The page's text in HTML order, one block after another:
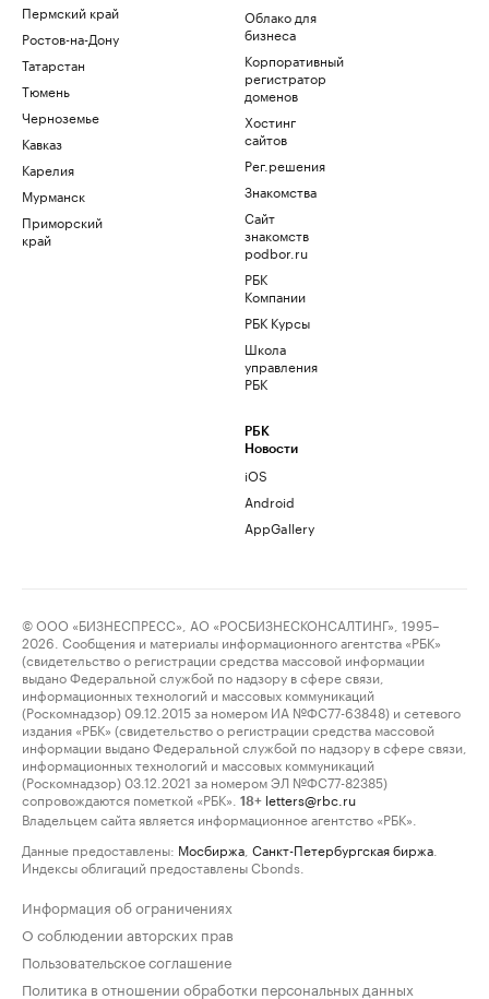
Пермский край
Ростов-на-Дону
Татарстан
Тюмень
Черноземье
Кавказ
Карелия
Мурманск
Приморский
край
Облако для
бизнеса
Корпоративный
регистратор
доменов
Хостинг
сайтов
Рег.решения
Знакомства
Сайт
знакомств
podbor.ru
РБК
Компании
РБК Курсы
Школа
управления
РБК
РБК
Новости
iOS
Android
AppGallery
© ООО «БИЗНЕСПРЕСС», АО «РОСБИЗНЕСКОНСАЛТИНГ», 1995–
2026. Сообщения и материалы информационного агентства «РБК»
(свидетельство о регистрации средства массовой информации
выдано Федеральной службой по надзору в сфере связи,
информационных технологий и массовых коммуникаций
(Роскомнадзор) 09.12.2015 за номером ИА №ФС77-63848) и сетевого
издания «РБК» (свидетельство о регистрации средства массовой
информации выдано Федеральной службой по надзору в сфере связи,
информационных технологий и массовых коммуникаций
(Роскомнадзор) 03.12.2021 за номером ЭЛ №ФС77-82385)
сопровождаются пометкой «РБК».
18+ letters@rbc.ru
Владельцем сайта является информационное агентство «РБК».
Данные предоставлены: Мосбиржа Санкт-Петербургская биржа
Индексы облигаций предоставлены Cbonds.
Информация об ограничениях
О соблюдении авторских прав
Пользовательское соглашение
Политика в отношении обработки персональных данных